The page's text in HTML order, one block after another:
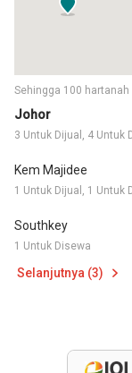
Johor
3 Untuk Dijual, 4 Untuk
Kem Majidee
1 Untuk Dijual, 1 Untuk
Southkey
1 Untuk Disewa
Selanjutnya (3)
Sehingga 100